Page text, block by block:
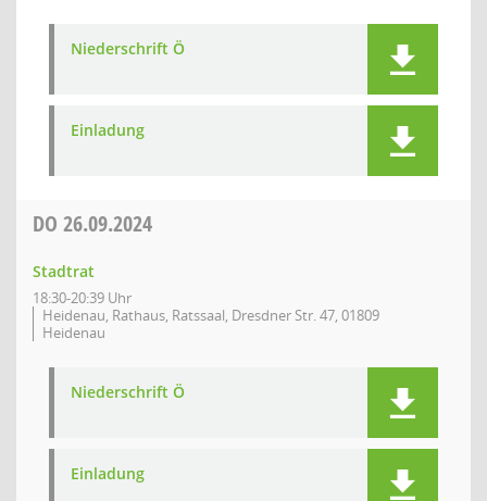
Niederschrift Ö
Einladung
DO 26.09.2024
Stadtrat
18:30-20:39 Uhr
Heidenau, Rathaus, Ratssaal, Dresdner Str. 47, 01809
Heidenau
Niederschrift Ö
Einladung